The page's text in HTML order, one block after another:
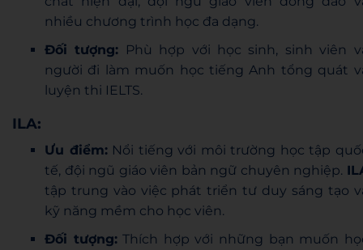
nhiều chương trình học đa dạng.
Đối tượng: Phù hợp với học sinh, sinh viên
người đi làm muốn học tiếng Anh tổng quát
luyện thi IELTS.
ILA:
Ưu điểm:Nổi tiếng với môi trường học tập
tế, đội ngũ giáo viên bản ngữ chuyên nghiệp.
tập trung vào việc phát triển tư duy sáng tạo
kỹ năng mềm cho học viên.
Đối tượng:Thích hợp với những bạn muốn